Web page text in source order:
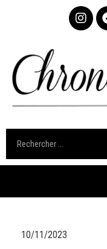
10/11/2023